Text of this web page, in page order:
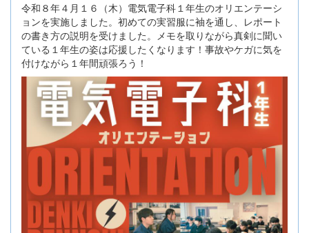
令和８年４月１６（木）電気電子科１年生のオリエンテーシ
ョンを実施しました。初めての実習服に袖を通し、レポート
の書き方の説明を受けました。メモを取りながら真剣に聞い
ている１年生の姿は応援したくなります！事故やケガに気を
付けながら１年間頑張ろう！